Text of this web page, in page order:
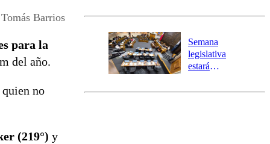
Barrios
para la
del año.
no
(219°) y
activa Alerta
Preventiva en
tres comunas
Semana
legislativa
estará
el fin de la